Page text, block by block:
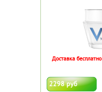
2298 руб
Доставка бесплатно